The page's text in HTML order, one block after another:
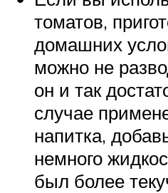
томатов,
домашних
можно не
он и так
случае
напитка,
немного
был более